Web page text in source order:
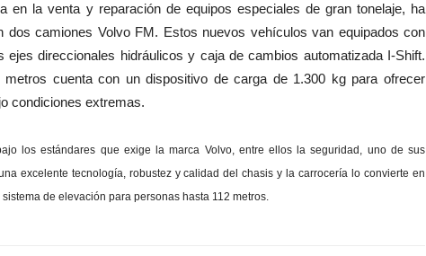
en la venta y reparación de equipos especiales de gran tonelaje, ha
dos camiones Volvo FM. Estos nuevos vehículos van equipados con
direccionales hidráulicos y caja de cambios automatizada I-Shift.
cuenta con un dispositivo de carga de 1.300 kg para ofrecer
condiciones extremas.
los estándares que exige la marca Volvo, entre ellos la seguridad, uno de sus
excelente tecnología, robustez y calidad del chasis y la carrocería lo convierte en
de elevación para personas hasta 112 metros.